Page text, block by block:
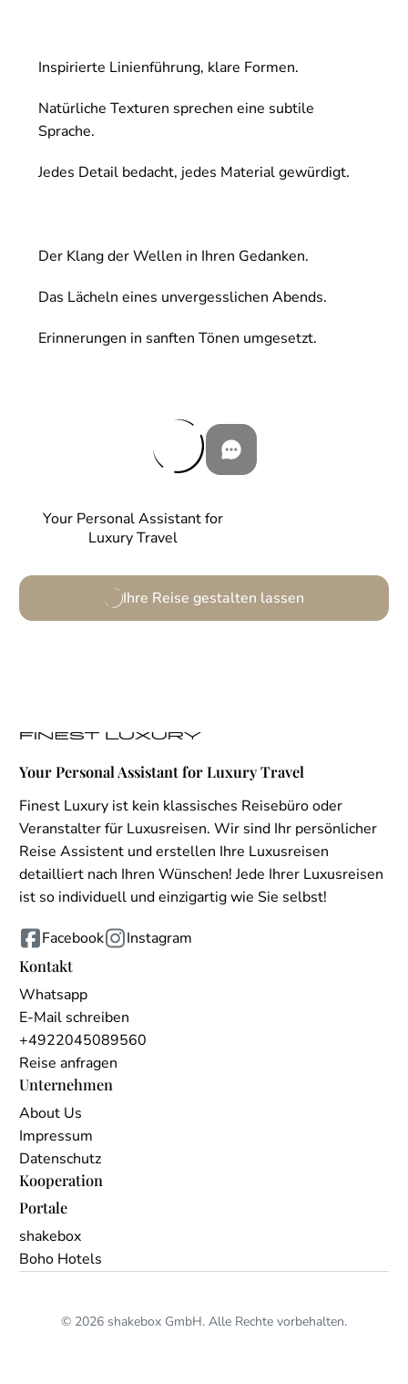
Your Personal Assistant for
Luxury Travel
Ihre Reise gestalten lassen
Inspirierte Linienführung, klare Formen.
Natürliche Texturen sprechen eine subtile
Sprache.
Jedes Detail bedacht, jedes Material gewürdigt.
Der Klang der Wellen in Ihren Gedanken.
Das Lächeln eines unvergesslichen Abends.
Erinnerungen in sanften Tönen umgesetzt.
Your Personal Assistant for Luxury Travel
Finest Luxury ist kein klassisches Reisebüro oder
Veranstalter für Luxusreisen. Wir sind Ihr persönlicher
Reise Assistent und erstellen Ihre Luxusreisen
detailliert nach Ihren Wünschen! Jede Ihrer Luxusreisen
ist so individuell und einzigartig wie Sie selbst!
Facebook
Instagram
Kontakt
Whatsapp
E-Mail schreiben
+4922045089560
Reise anfragen
Unternehmen
About Us
Impressum
Datenschutz
Kooperation
Portale
shakebox
Boho Hotels
© 2026 shakebox GmbH. Alle Rechte vorbehalten.